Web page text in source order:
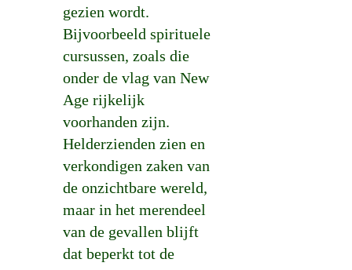
gezien wordt.
Bijvoorbeeld spirituele
cursussen, zoals die
onder de vlag van New
Age rijkelijk
voorhanden zijn.
Helderzienden zien en
verkondigen zaken van
de onzichtbare wereld,
maar in het merendeel
van de gevallen blijft
dat beperkt tot de